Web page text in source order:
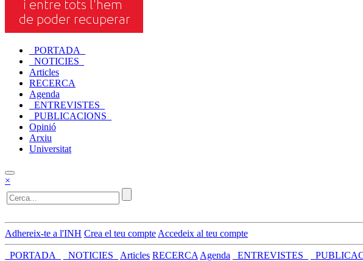
_PORTADA_
_NOTICIES_
Articles
RECERCA
Agenda
_ENTREVISTES_
_PUBLICACIONS_
Opinió
Arxiu
Universitat
×
Adhereix-te a l'INH Crea el teu compte Accedeix al teu compte
_PORTADA_ _NOTICIES_ Articles RECERCA Agenda _ENTREVISTES_